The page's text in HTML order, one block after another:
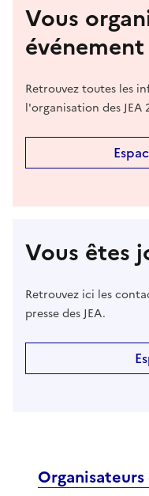
Vous
événement
Retrouvez toutes les
l'organisation des JEA
Vous êtes
Retrouvez ici les
presse des JEA.